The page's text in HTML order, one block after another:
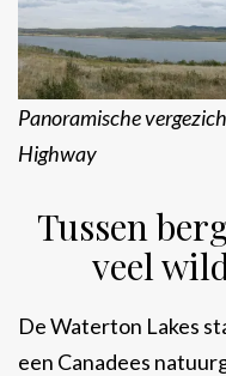
Panoramische
Highway
Tussen
veel
De Waterton Lakes
een Canadees